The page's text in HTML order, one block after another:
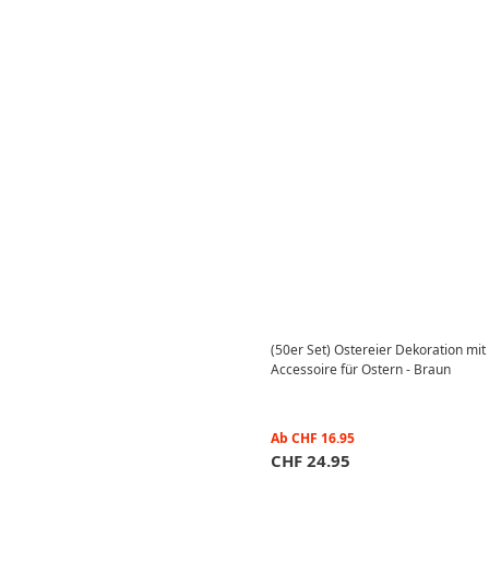
(50er Set) Ostereier Dekoration
Accessoire für Ostern - Braun
Ab CHF 16.95
CHF 24.95